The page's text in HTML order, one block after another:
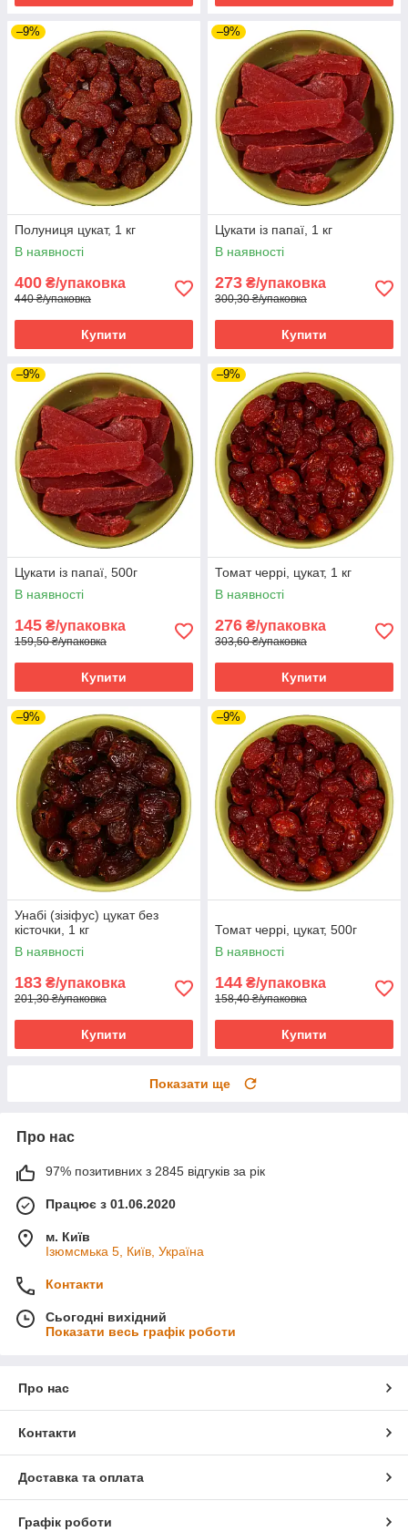
–9%
Полуниця цукат, 1 кг
В наявності
400 ₴/упаковка
440 ₴/упаковка
Купити
–9%
Цукати із папаї, 1 кг
В наявності
273 ₴/упаковка
300,30 ₴/упаковка
Купити
–9%
Цукати із папаї, 500г
В наявності
145 ₴/упаковка
159,50 ₴/упаковка
Купити
–9%
Томат черрі, цукат, 1 кг
В наявності
276 ₴/упаковка
303,60 ₴/упаковка
Купити
–9%
Унабі (зізіфус) цукат без
кісточки, 1 кг
В наявності
183 ₴/упаковка
201,30 ₴/упаковка
Купити
–9%
Томат черрі, цукат, 500г
В наявності
144 ₴/упаковка
158,40 ₴/упаковка
Купити
Показати ще
Про нас
97% позитивних з 2845 відгуків за рік
Працює з 01.06.2020
м. Київ
Ізюмсмька 5, Київ, Україна
Контакти
Сьогодні вихідний
Показати весь графік роботи
Про нас
Контакти
Доставка та оплата
Графік роботи